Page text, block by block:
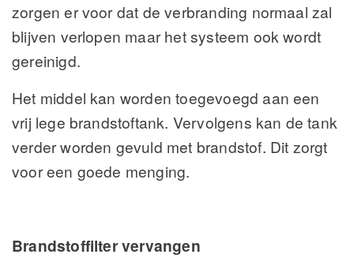
zorgen er voor dat de verbranding normaal zal
blijven verlopen maar het systeem ook wordt
gereinigd.
Het middel kan worden toegevoegd aan een
vrij lege brandstoftank. Vervolgens kan de tank
verder worden gevuld met brandstof. Dit zorgt
voor een goede menging.
Brandstoffilter vervangen